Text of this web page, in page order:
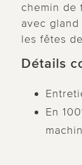
chemin de
avec
les fêtes
Détails
En